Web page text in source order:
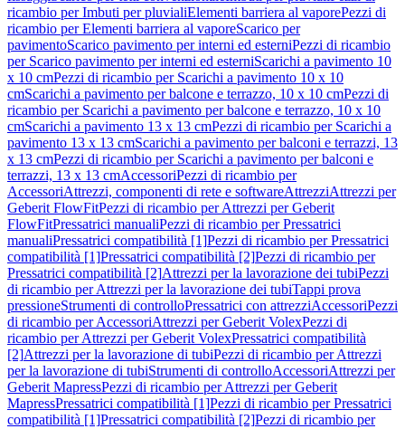
ricambio per Imbuti per pluvialiElementi barriera al vaporePezzi di
ricambio per Elementi barriera al vaporeScarico per
pavimentoScarico pavimento per interni ed esterniPezzi di ricambio
per Scarico pavimento per interni ed esterniScarichi a pavimento 10
x 10 cmPezzi di ricambio per Scarichi a pavimento 10 x 10
cmScarichi a pavimento per balcone e terrazzo, 10 x 10 cmPezzi di
ricambio per Scarichi a pavimento per balcone e terrazzo, 10 x 10
cmScarichi a pavimento 13 x 13 cmPezzi di ricambio per Scarichi a
pavimento 13 x 13 cmScarichi a pavimento per balconi e terrazzi, 13
x 13 cmPezzi di ricambio per Scarichi a pavimento per balconi e
terrazzi, 13 x 13 cmAccessoriPezzi di ricambio per
AccessoriAttrezzi, componenti di rete e softwareAttrezziAttrezzi per
Geberit FlowFitPezzi di ricambio per Attrezzi per Geberit
FlowFitPressatrici manualiPezzi di ricambio per Pressatrici
manualiPressatrici compatibilità [1]Pezzi di ricambio per Pressatrici
compatibilità [1]Pressatrici compatibilità [2]Pezzi di ricambio per
Pressatrici compatibilità [2]Attrezzi per la lavorazione dei tubiPezzi
di ricambio per Attrezzi per la lavorazione dei tubiTappi prova
pressioneStrumenti di controlloPressatrici con attrezziAccessoriPezzi
di ricambio per AccessoriAttrezzi per Geberit VolexPezzi di
ricambio per Attrezzi per Geberit VolexPressatrici compatibilità
[2]Attrezzi per la lavorazione di tubiPezzi di ricambio per Attrezzi
per la lavorazione di tubiStrumenti di controlloAccessoriAttrezzi per
Geberit MapressPezzi di ricambio per Attrezzi per Geberit
MapressPressatrici compatibilità [1]Pezzi di ricambio per Pressatrici
compatibilità [1]Pressatrici compatibilità [2]Pezzi di ricambio per